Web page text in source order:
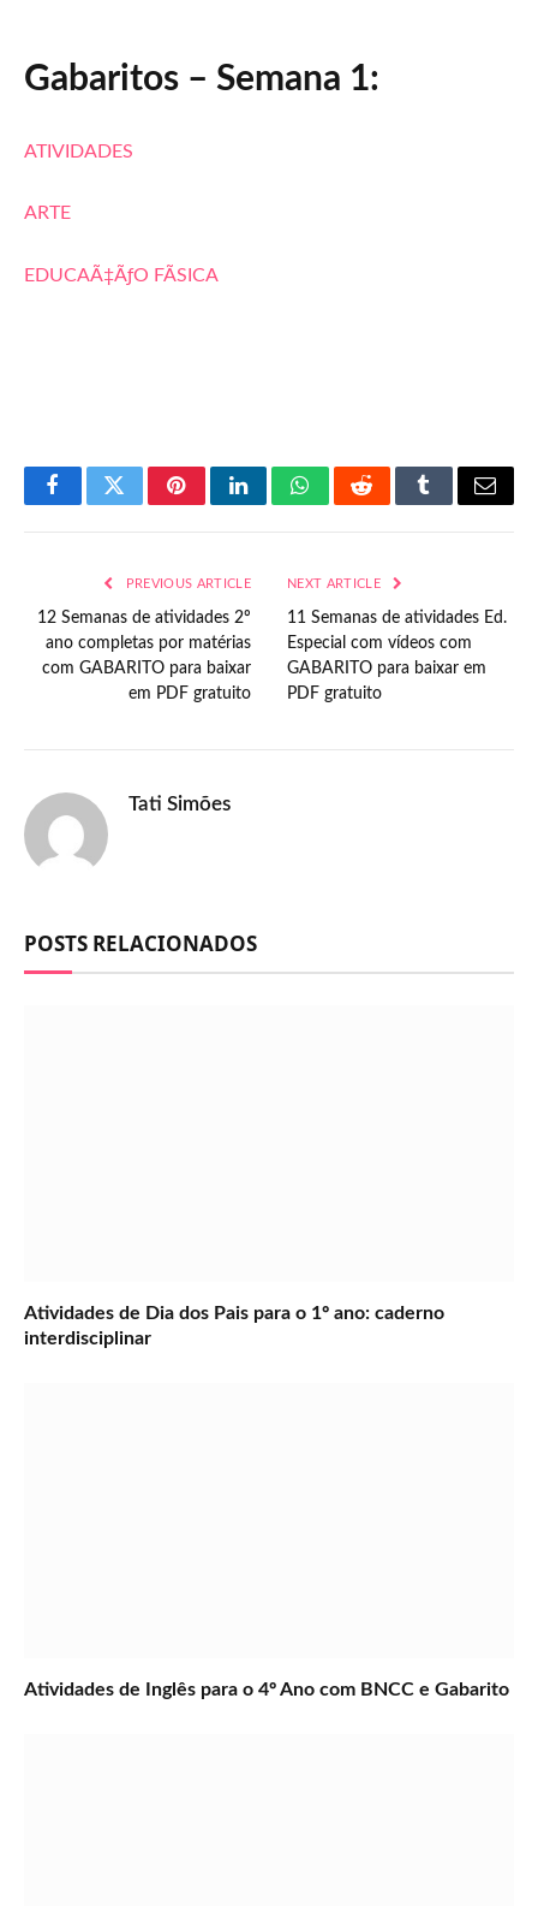
Gabaritos – Semana 1:
ATIVIDADES
ARTE
EDUCAÃ‡ÃƒO FÃSICA
FacebookTwitterPinterestLinkedInWhatsAppRedditTumblrEmail
PREVIOUS ARTICLE
12 Semanas de atividades 2º
ano completas por matérias
com GABARITO para baixar
em PDF gratuito
NEXT ARTICLE
11 Semanas de atividades Ed.
Especial com vídeos com
GABARITO para baixar em
PDF gratuito
Tati Simões
POSTS RELACIONADOS
Atividades de Dia dos Pais para o 1º ano: caderno
interdisciplinar
Atividades de Inglês para o 4º Ano com BNCC e Gabarito